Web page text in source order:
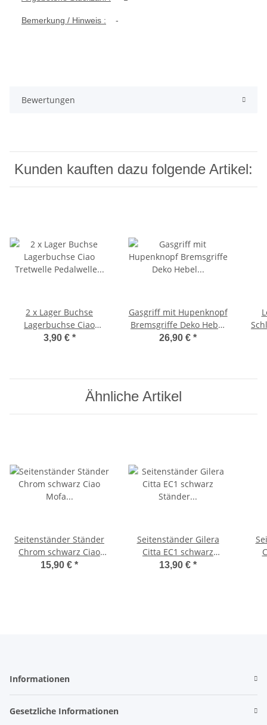
Bemerkung / Hinweis : -
Bewertungen
Kunden kauften dazu folgende Artikel:
2 x Lager Buchse
Lagerbuchse Ciao
Tretwelle Pedalwelle
3,90 € *
Gasgriff mit Hupenknopf
Bremsgriffe Deko Hebel
Komplettarmatur Ciao -
26,90 € *
Ähnliche Artikel
Seitenständer Ständer
Chrom schwarz Ciao
Mofa Moped Piaggio
15,90 € *
Seitenständer Gilera
Citta EC1 schwarz
Ständer -IGM-
13,90 € *
Informationen
Gesetzliche Informationen